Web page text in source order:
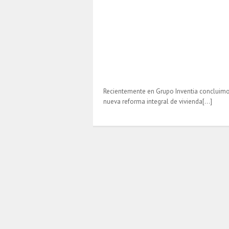
Recientemente en Grupo Inventia
nueva reforma integral de vivienda[…]